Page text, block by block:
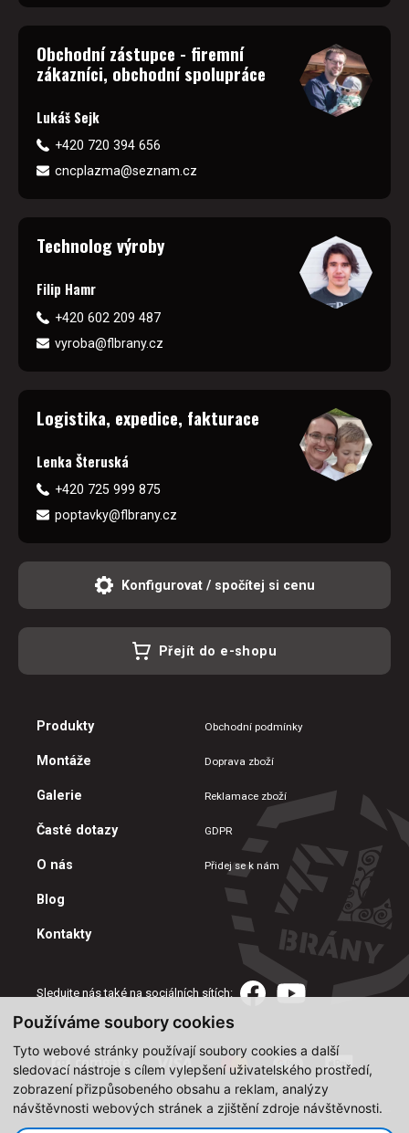
Používáme soubory cookies
Tyto webové stránky používají soubory cookies a další
sledovací nástroje s cílem vylepšení uživatelského prostředí,
zobrazení přizpůsobeného obsahu a reklam, analýzy
návštěvnosti webových stránek a zjištění zdroje návštěvnosti.
Obchodní zástupce - firemní
zákazníci, obchodní spolupráce
Lukáš Sejk
+420 720 394 656
cncplazma@seznam.cz
Technolog výroby
Filip Hamr
+420 602 209 487
vyroba@flbrany.cz
Logistika, expedice, fakturace
Lenka Šteruská
+420 725 999 875
poptavky@flbrany.cz
Konfigurovat / spočítej si cenu
Přejít do e-shopu
Produkty
Montáže
Galerie
Časté dotazy
O nás
Blog
Kontakty
Obchodní podmínky
Doprava zboží
Reklamace zboží
GDPR
Přidej se k nám
Sledujte nás také na sociálních sítích: